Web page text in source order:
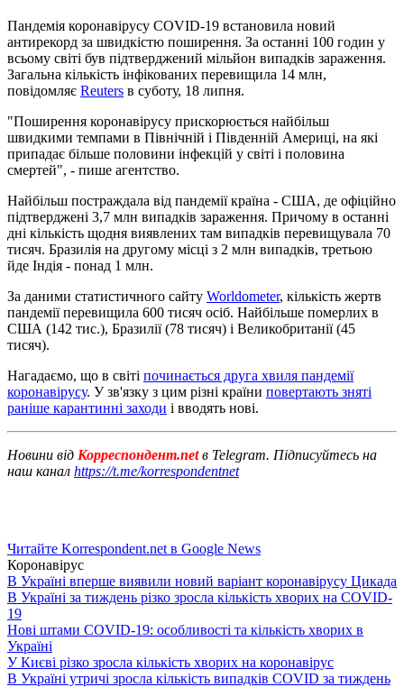
Пандемія коронавірусу COVID-19 встановила новий
антирекорд за швидкістю поширення. За останні 100 годин у
всьому світі був підтверджений мільйон випадків зараження.
Загальна кількість інфікованих перевищила 14 млн,
повідомляє Reuters в суботу, 18 липня.
"Поширення коронавірусу прискорюється найбільш
швидкими темпами в Північній і Південній Америці, на які
припадає більше половини інфекцій у світі і половина
смертей", - пише агентство.
Найбільш постраждала від пандемії країна - США, де офіційно
підтверджені 3,7 млн ​​випадків зараження. Причому в останні
дні кількість щодня виявлених там випадків перевищувала 70
тисяч. Бразилія на другому місці з 2 млн випадків, третьою
йде Індія - понад 1 млн.
За даними статистичного сайту Worldometer, кількість жертв
пандемії перевищила 600 тисяч осіб. Найбільше померлих в
США (142 тис.), Бразилії (78 тисяч) і Великобританії (45
тисяч).
Нагадаємо, що в світі починається друга хвиля пандемії
коронавірусу. У зв'язку з цим різні країни повертають зняті
раніше карантинні заходи і вводять нові.
Новини від Корреспондент.netв Telegram. Підписуйтесь на
наш канал https://t.me/korrespondentnet
Читайте Korrespondent.net в Google News
Коронавірус
В Україні вперше виявили новий варіант коронавірусу Цикада
В Україні за тиждень різко зросла кількість хворих на COVID-
19
Нові штами COVID-19: особливості та кількість хворих в
Україні
У Києві різко зросла кількість хворих на коронавірус
В Україні утричі зросла кількість випадків COVID за тиждень